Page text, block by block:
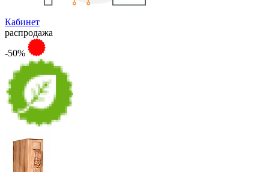
Кабинет
распродажа
-50%